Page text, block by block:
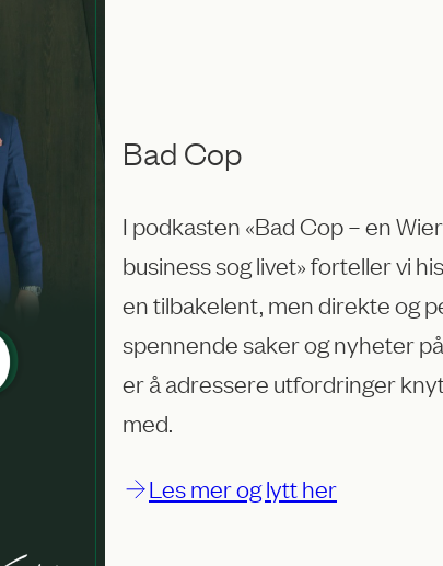
Bad Cop
I podkasten «Bad Cop – en
business sog livet» forteller vi
en tilbakelent, men direkte og
spennende saker og nyheter
er å adressere utfordringer
med.
Les mer og lytt her